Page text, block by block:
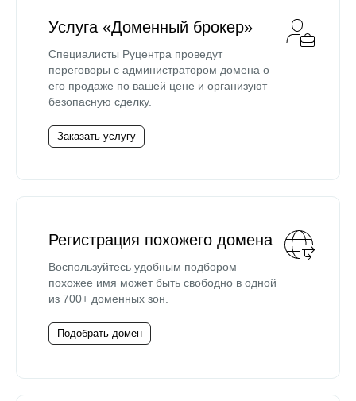
Услуга «Доменный брокер»
Специалисты Руцентра проведут
переговоры с администратором домена о
его продаже по вашей цене и организуют
безопасную сделку.
Заказать услугу
Регистрация похожего домена
Воспользуйтесь удобным подбором —
похожее имя может быть свободно в одной
из 700+ доменных зон.
Подобрать домен